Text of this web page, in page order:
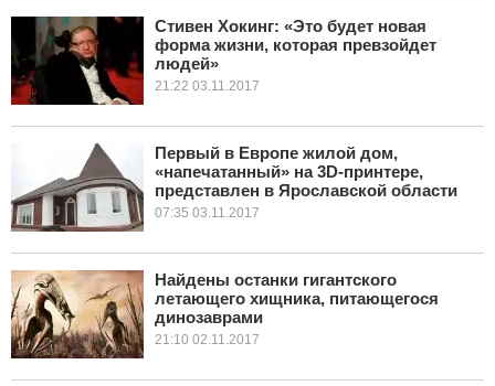
Стивен Хокинг: «Это будет новая
форма жизни, которая превзойдет
людей»
21:22 03.11.2017
Первый в Европе жилой дом,
«напечатанный» на 3D-принтере,
представлен в Ярославской области
07:35 03.11.2017
Найдены останки гигантского
летающего хищника, питающегося
динозаврами
21:10 02.11.2017